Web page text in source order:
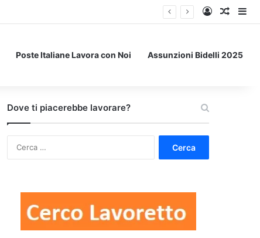
Accedi
Un
Poste Italiane Lavora con Noi Assunzioni Bidelli 2025
Dove ti piacerebbe lavorare?